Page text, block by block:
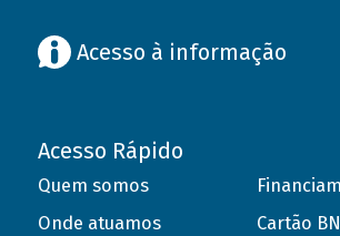
Acesso à informação
Acesso Rápido
Quem somos
Onde atuamos
Cartão